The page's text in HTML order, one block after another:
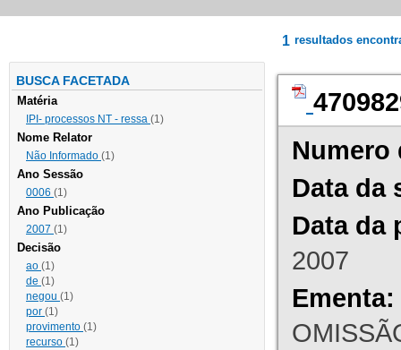
BUSCA FACETADA
Matéria
IPI- processos NT - ressa (1)
Nome Relator
Não Informado (1)
Ano Sessão
0006 (1)
Ano Publicação
2007 (1)
Decisão
ao (1)
de (1)
negou (1)
por (1)
provimento (1)
recurso (1)
1 resultados
Numero
Data da
Data da
2007
Ementa: